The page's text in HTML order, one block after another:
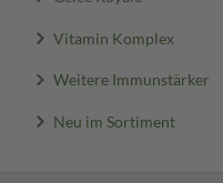
Vitamin Komplex
Weitere Immunstärker
Neu im Sortiment